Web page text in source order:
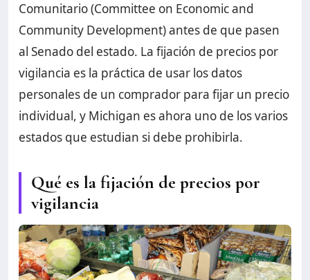
Comunitario (Committee on Economic and
Community Development) antes de que pasen
al Senado del estado. La fijación de precios por
vigilancia es la práctica de usar los datos
personales de un comprador para fijar un precio
individual, y Michigan es ahora uno de los varios
estados que estudian si debe prohibirla.
Qué es la fijación de precios por
vigilancia